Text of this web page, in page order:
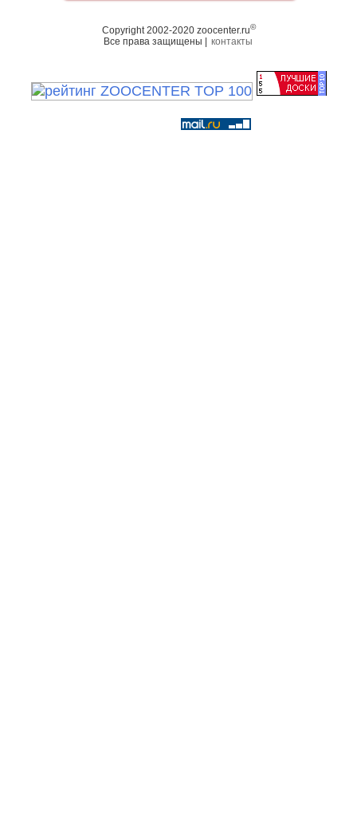
Copyright 2002-2020 zoocenter.ru©
Все права защищены | контакты